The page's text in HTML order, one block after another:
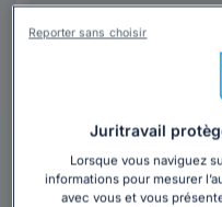
Juritravail
Lorsque vous naviguez
informations pour mesurer
avec vous et vous
Reporter sans choisir